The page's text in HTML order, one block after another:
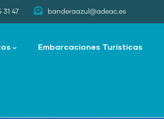
31 47 banderaazul@adeac.es
Embarcaciones Turísticas